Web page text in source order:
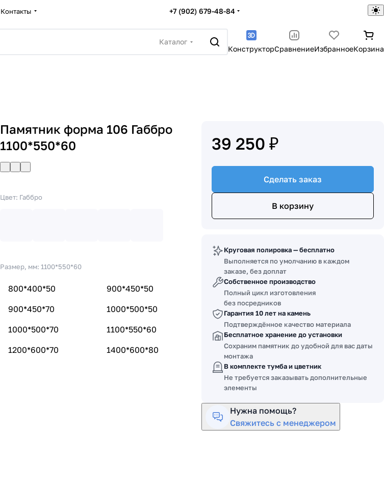
Контакты +7 (902) 679-48-84
Каталог
КонструкторСравнениеИзбранноеКорзина
Памятник форма 106 Габбро
1100*550*60
Цвет: Габбро
Размер, мм: 1100*550*60
800*400*50
900*450*50
900*450*70
1000*500*50
1000*500*70
1100*550*60
1200*600*70
1400*600*80
39 250 ₽
В корзину
Сделать заказ
Круговая полировка — бесплатно
Выполняется по умолчанию в каждом
заказе, без доплат
Собственное производство
Полный цикл изготовления
без посредников
Гарантия 10 лет на камень
Подтверждённое качество материала
Бесплатное хранение до установки
Сохраним памятник до удобной для вас даты
монтажа
В комплекте тумба и цветник
Не требуется заказывать дополнительные
элементы
Нужна помощь?
Свяжитесь с менеджером